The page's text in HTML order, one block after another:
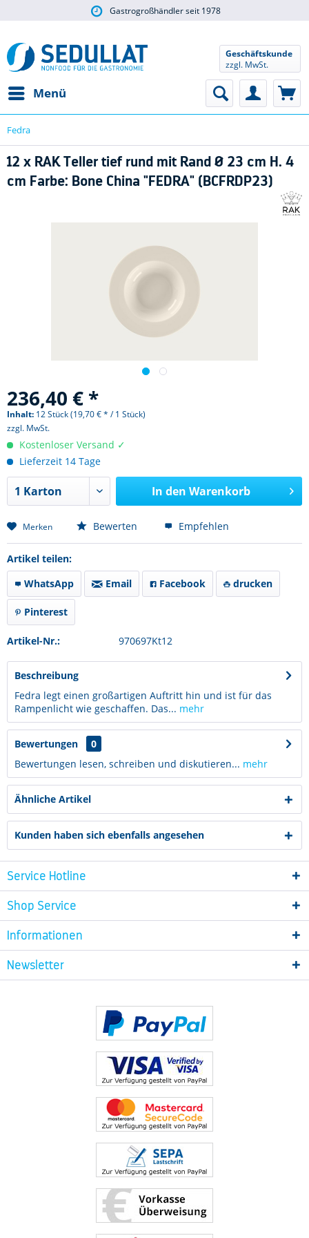
Gastrogroßhändler seit 1978
Menü
Geschäftskunde
zzgl. MwSt.
Fedra
12 x RAK Teller tief rund mit Rand Ø 23 cm H. 4
cm Farbe: Bone China "FEDRA" (BCFRDP23)
236,40 € *
Inhalt: 12 Stück (19,70 € * / 1 Stück)
zzgl. MwSt.
Kostenloser Versand ✓
Lieferzeit 14 Tage
In den Warenkorb
Merken Bewerten Empfehlen
Artikel teilen:
WhatsApp
Email Facebook drucken
Pinterest
Artikel-Nr.: 970697Kt12
Beschreibung
Fedra legt einen großartigen Auftritt hin und ist für das
Rampenlicht wie geschaffen. Das... mehr
Bewertungen
0
Bewertungen lesen, schreiben und diskutieren... mehr
Ähnliche Artikel
Kunden haben sich ebenfalls angesehen
Service Hotline
Shop Service
Informationen
Newsletter